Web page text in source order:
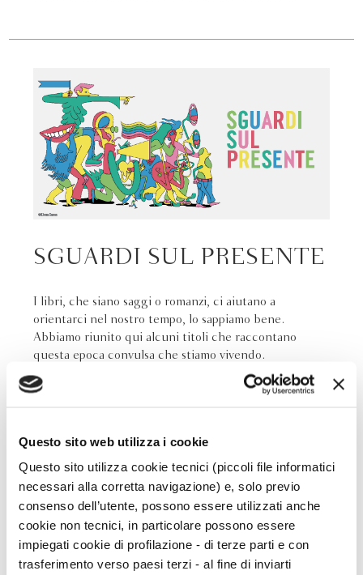
Questo sito web utilizza i cookie
Questo sito utilizza cookie tecnici (piccoli file informatici
necessari alla corretta navigazione) e, solo previo
consenso dell’utente, possono essere utilizzati anche
cookie non tecnici, in particolare possono essere
impiegati cookie di profilazione - di terze parti e con
trasferimento verso paesi terzi - al fine di inviarti
SGUARDI SUL PRESENTE
I libri, che siano saggi o romanzi, ci aiutano a
orientarci nel nostro tempo, lo sappiamo bene.
Abbiamo riunito qui alcuni titoli che raccontano
questa epoca convulsa che stiamo vivendo.